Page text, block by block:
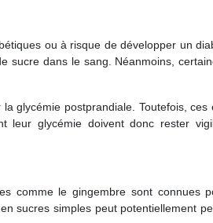
ou à risque de développer un
sucre dans le sang. Néanmoins,
glycémie postprandiale. Toutefois, ces
leur glycémie doivent donc rester
comme le gingembre sont connues
sucres simples peut potentiellement